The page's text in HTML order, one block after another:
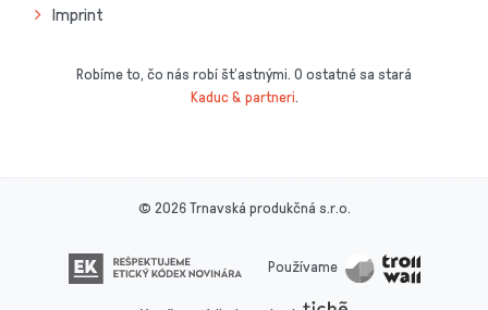
Imprint
Robíme to, čo nás robí šťastnými. O ostatné sa stará
Kaduc & partneri.
© 2026 Trnavská produkčná s.r.o.
Používame